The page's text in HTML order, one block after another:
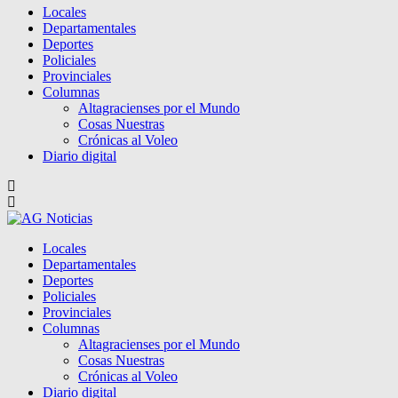
Locales
Departamentales
Deportes
Policiales
Provinciales
Columnas
Altagracienses por el Mundo
Cosas Nuestras
Crónicas al Voleo
Diario digital
Locales
Departamentales
Deportes
Policiales
Provinciales
Columnas
Altagracienses por el Mundo
Cosas Nuestras
Crónicas al Voleo
Diario digital